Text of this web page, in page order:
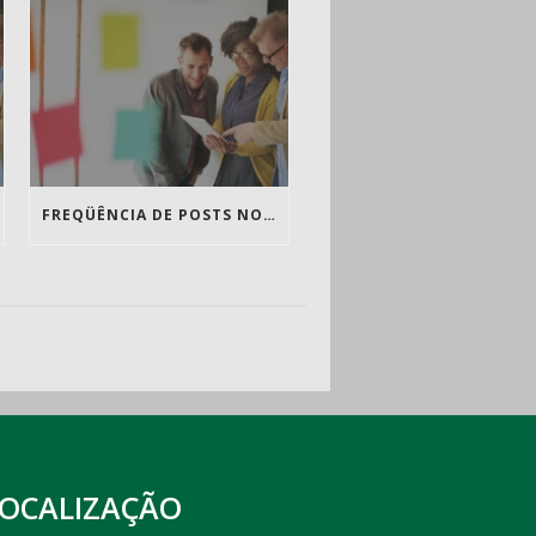
FREQÜÊNCIA DE POSTS NO BLOG É TÃO IMPORTANTE QUANTO O CONTEÚDO